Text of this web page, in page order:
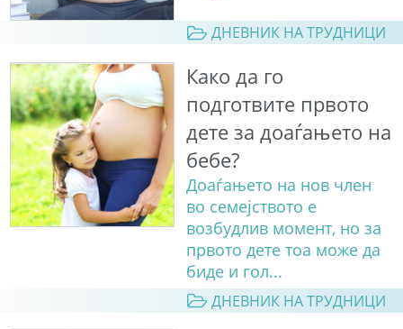
ДНЕВНИК НА ТРУДНИЦИ
Како да го
подготвите првото
дете за доаѓањето на
бебе?
Доаѓањето на нов член
во семејството е
возбудлив момент, но за
првото дете тоа може да
биде и гол...
ДНЕВНИК НА ТРУДНИЦИ